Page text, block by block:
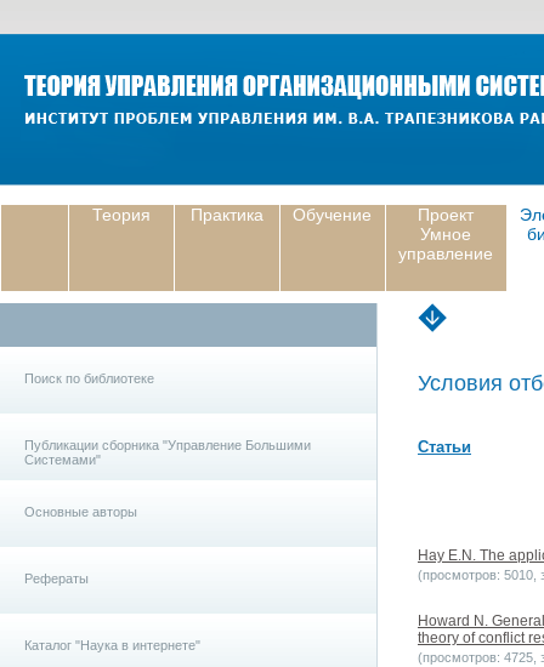
Теория Практика Обучение
Проект
Умное
управление
Поиск по библиотеке
Публикации сборника "Управление Большими
Системами"
Основные авторы
Рефераты
Каталог "Наука в интернете"
Условия
Статьи
Hay E.N. The
(просмотров: 5010,
Howard N.
theory of conflict
(просмотров: 4725,